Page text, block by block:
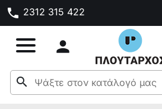
phone 2312 315 422

search